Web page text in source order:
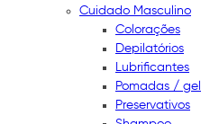
Cuidado Masculino
Colorações
Depilatórios
Lubrificantes
Pomadas / gel
Preservativos